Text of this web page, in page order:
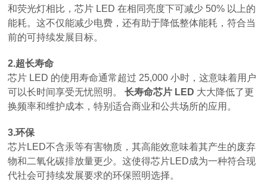
和荧光灯相比，芯片 LED 在相同亮度下可减少 50% 以上的
能耗。这不仅能减少电费，还有助于降低整体能耗，符合当
前的可持续发展目标。
2.超长寿命
芯片 LED 的使用寿命通常超过 25,000 小时，这意味着用户
可以长时间享受无忧照明。长寿命芯片 LED 大大降低了更
换频率和维护成本，特别适合商业和公共场所的应用。
3.环保
芯片LED不含汞等有害物质，其高能效意味着其产生的废弃
物和二氧化碳排放量更少。这使得芯片LED成为一种符合现
代社会可持续发展要求的环保照明选择。